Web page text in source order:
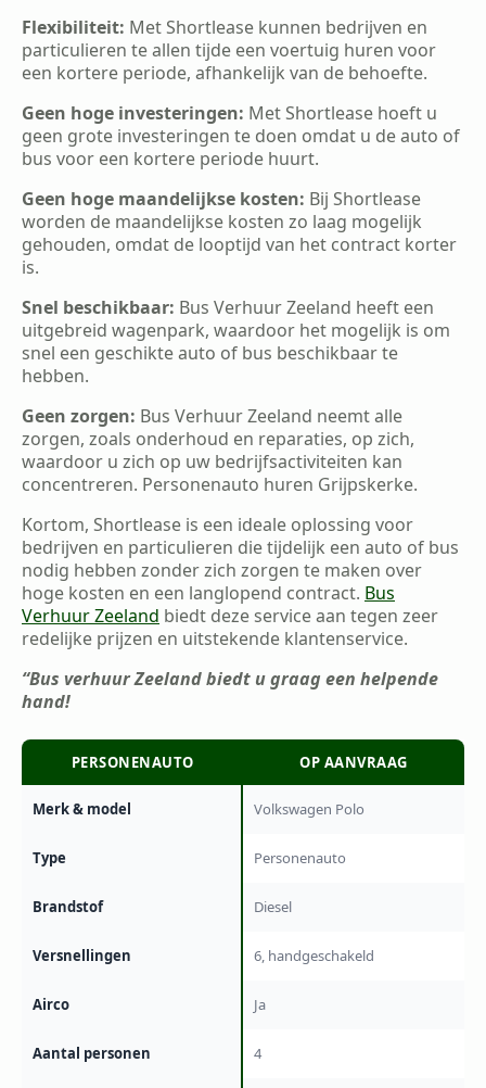
Flexibiliteit: Met Shortlease kunnen bedrijven en
particulieren te allen tijde een voertuig huren voor
een kortere periode, afhankelijk van de behoefte.
Geen hoge investeringen: Met Shortlease hoeft u
geen grote investeringen te doen omdat u de auto of
bus voor een kortere periode huurt.
Geen hoge maandelijkse kosten: Bij Shortlease
worden de maandelijkse kosten zo laag mogelijk
gehouden, omdat de looptijd van het contract korter
is.
Snel beschikbaar: Bus Verhuur Zeeland heeft een
uitgebreid wagenpark, waardoor het mogelijk is om
snel een geschikte auto of bus beschikbaar te
hebben.
Geen zorgen: Bus Verhuur Zeeland neemt alle
zorgen, zoals onderhoud en reparaties, op zich,
waardoor u zich op uw bedrijfsactiviteiten kan
concentreren. Personenauto huren Grijpskerke.
Kortom, Shortlease is een ideale oplossing voor
bedrijven en particulieren die tijdelijk een auto of bus
nodig hebben zonder zich zorgen te maken over
hoge kosten en een langlopend contract. Bus
Verhuur Zeeland biedt deze service aan tegen zeer
redelijke prijzen en uitstekende klantenservice.
“Bus verhuur Zeeland biedt u graag een helpende
hand!
PERSONENAUTO OP AANVRAAG
Merk & model Volkswagen Polo
Type Personenauto
Brandstof Diesel
Versnellingen 6, handgeschakeld
Airco Ja
Aantal personen 4